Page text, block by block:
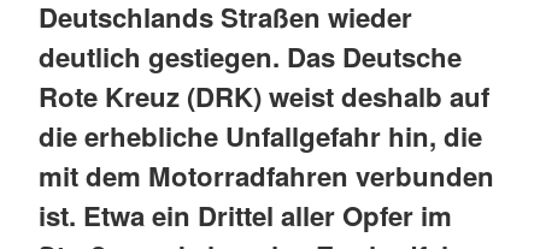
Deutschlands Straßen wieder
deutlich gestiegen. Das Deutsche
Rote Kreuz (DRK) weist deshalb auf
die erhebliche Unfallgefahr hin, die
mit dem Motorradfahren verbunden
ist. Etwa ein Drittel aller Opfer im